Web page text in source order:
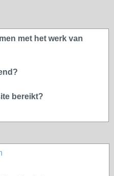
met het werk van
bereikt?